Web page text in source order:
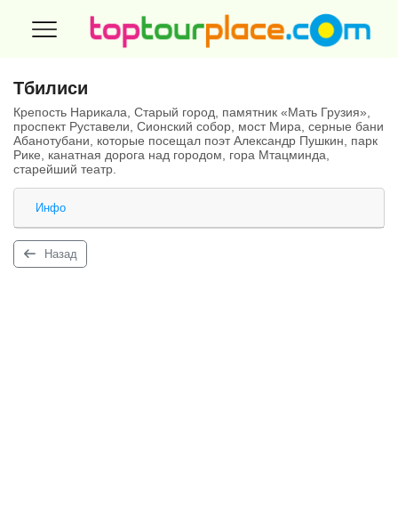
Тбилиси
Крепость Нарикала, Старый город, памятник «Мать Грузия»,
проспект Руставели, Сионский собор, мост Мира, серные бани
Абанотубани, которые посещал поэт Александр Пушкин, парк
Рике, канатная дорога над городом, гора Мтацминда,
старейший театр.
Инфо
Назад